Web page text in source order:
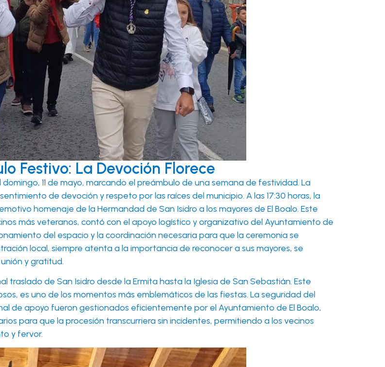
Festivo: La Devoción Florece
11 de mayo, marcando el preámbulo de una semana de festividad. La
de devoción y respeto por las raíces del municipio. A las 17:30 horas, la
homenaje de la Hermandad de San Isidro a los mayores de El Boalo. Este
más veteranos, contó con el apoyo logístico y organizativo del Ayuntamiento de
del espacio y la coordinación necesaria para que la ceremonia se
local, siempre atenta a la importancia de reconocer a sus mayores, se
y gratitud.
traslado de San Isidro desde la Ermita hasta la Iglesia de San Sebastián. Este
es uno de los momentos más emblemáticos de las fiestas. La seguridad del
de apoyo fueron gestionados eficientemente por el Ayuntamiento de El Boalo,
para que la procesión transcurriera sin incidentes, permitiendo a los vecinos
y fervor.